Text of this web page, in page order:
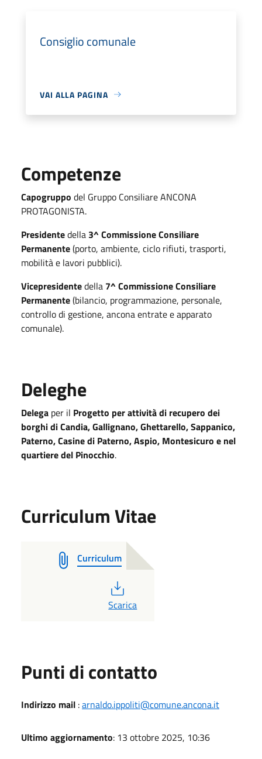
Consiglio comunale
VAI ALLA PAGINA
Competenze
Capogruppo del Gruppo Consiliare ANCONA
PROTAGONISTA.
Presidentedella 3^ Commissione Consiliare
Permanente(porto, ambiente, ciclo rifiuti, trasporti,
mobilità e lavori pubblici).
Vicepresidentedella 7^ Commissione Consiliare
Permanente(bilancio, programmazione, personale,
controllo di gestione, ancona entrate e apparato
comunale).
Deleghe
Delega per il Progetto per attività di recupero dei
borghi di Candia, Gallignano, Ghettarello, Sappanico,
Paterno, Casine di Paterno, Aspio, Montesicuro e nel
quartiere del Pinocchio.
Curriculum Vitae
Curriculum
PDF
Scarica
Punti di contatto
Indirizzo mail :arnaldo.ippoliti@comune.ancona.it
Ultimo aggiornamento: 13 ottobre 2025, 10:36